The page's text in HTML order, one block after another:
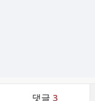
댓글 3